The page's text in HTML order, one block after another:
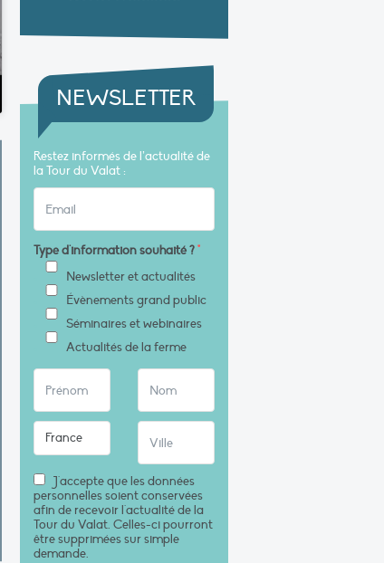
NEWSLETTER
Restez informés de l’actualité de
la Tour du Valat :
Type d'information souhaité ?*
Newsletter et actualités
Évènements grand public
Séminaires et webinaires
Actualités de la ferme
J'accepte que les données
personnelles soient conservées
afin de recevoir l'actualité de la
Tour du Valat. Celles-ci pourront
être supprimées sur simple
demande.